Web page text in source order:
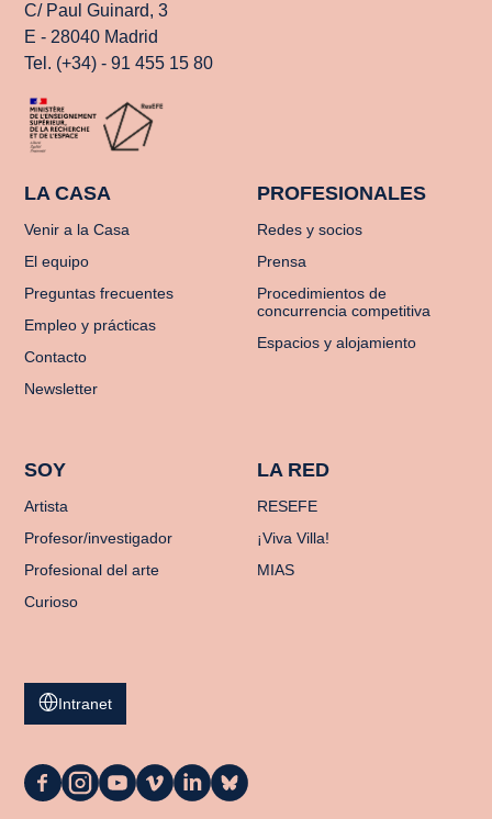
C/ Paul Guinard, 3
E - 28040 Madrid
Tel. (+34) - 91 455 15 80
LA CASA
Venir a la Casa
El equipo
Preguntas frecuentes
Empleo y prácticas
Contacto
Newsletter
PROFESIONALES
Redes y socios
Prensa
Procedimientos de
concurrencia competitiva
Espacios y alojamiento
SOY
Artista
Profesor/investigador
Profesional del arte
Curioso
LA RED
RESEFE
¡Viva Villa!
MIAS
Intranet
La
La
La
La
La
La